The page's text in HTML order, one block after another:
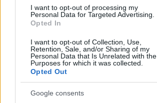
I want to opt-out of processing my
Personal Data for Targeted Advertising.
Opted In
I want to opt-out of Collection, Use,
Retention, Sale, and/or Sharing of my
Personal Data that Is Unrelated with the
Purposes for which it was collected.
Opted Out
Google consents